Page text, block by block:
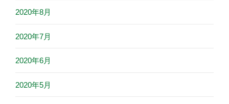
2020年8月
2020年7月
2020年6月
2020年5月